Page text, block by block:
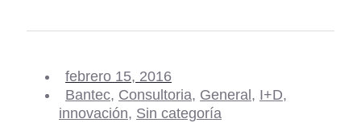
febrero 15, 2016
Bantec, Consultoria, General , I+D,
innovación, Sin categoría